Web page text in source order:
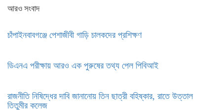
আরও সংবাদ
চাঁপাইনবাবগঞ্জে পেশাজীবী গাড়ি চালকদের প্রশিক্ষণ
ডিএনএ পরীক্ষায় আরও এক পুরুষের তথ্য পেল পিবিআই
রাজনীতি নিষিদ্ধের দাবি জানানোয় তিন ছাত্রী বহিষ্কার, রাতে উত্তাল
তিতুমীর কলেজ